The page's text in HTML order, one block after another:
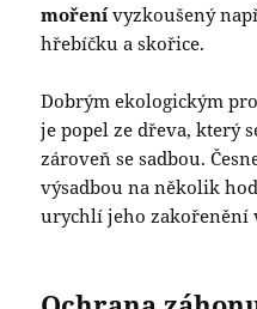
mořenívyzkoušený
hřebíčku a skořice.
Dobrým ekologickým
je popel ze dřeva, který
zároveň se sadbou.
výsadbou na několik
urychlí jeho zakořenění